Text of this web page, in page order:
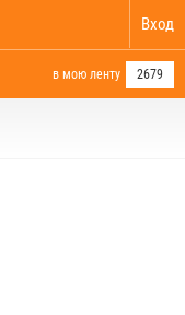
Вход
в мою ленту 2679